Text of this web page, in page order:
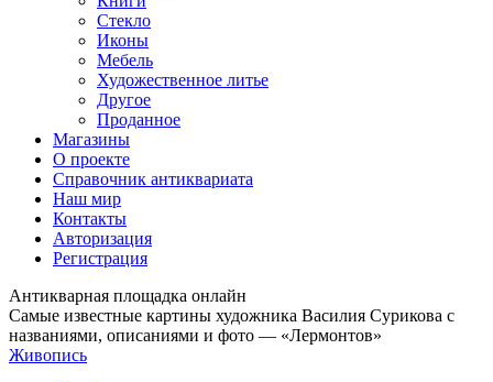
Стекло
Иконы
Мебель
Художественное литье
Другое
Проданное
Магазины
О проекте
Справочник антиквариата
Наш мир
Контакты
Авторизация
Регистрация
Антикварная площадка онлайн
Самые известные картины художника Василия Сурикова с
названиями, описаниями и фото — «Лермонтов»
Живопись